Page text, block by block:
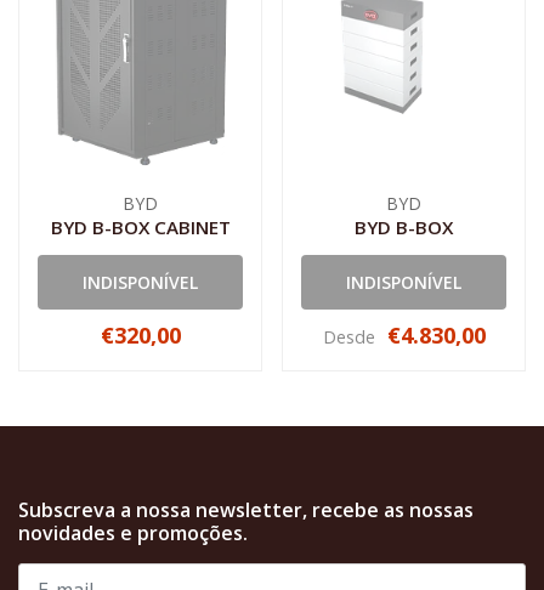
BYD
BYD B-BOX CABINET
INDISPONÍVEL
€320,00
BYD
BYD B-BOX
INDISPONÍVEL
Desde €4.830,00
Subscreva a nossa newsletter, recebe as nossas
novidades e promoções.